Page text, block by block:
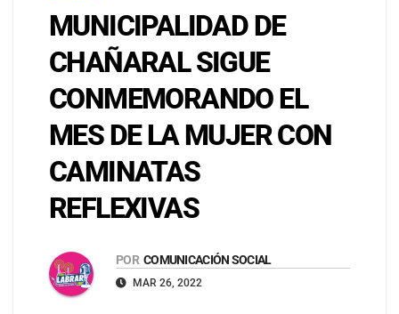
MUNICIPALIDAD DE
CHAÑARAL SIGUE
CONMEMORANDO EL
MES DE LA MUJER CON
CAMINATAS
REFLEXIVAS
POR COMUNICACIÓN SOCIAL
MAR 26, 2022